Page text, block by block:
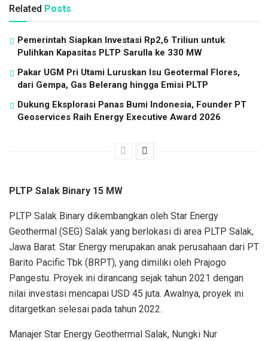
Related Posts
Pemerintah Siapkan Investasi Rp2,6 Triliun untuk
Pulihkan Kapasitas PLTP Sarulla ke 330 MW
Pakar UGM Pri Utami Luruskan Isu Geotermal Flores,
dari Gempa, Gas Belerang hingga Emisi PLTP
Dukung Eksplorasi Panas Bumi Indonesia, Founder PT
Geoservices Raih Energy Executive Award 2026
PLTP Salak Binary 15 MW
PLTP Salak Binary dikembangkan oleh Star Energy
Geothermal (SEG) Salak yang berlokasi di area PLTP Salak,
Jawa Barat. Star Energy merupakan anak perusahaan dari PT
Barito Pacific Tbk (BRPT), yang dimiliki oleh Prajogo
Pangestu. Proyek ini dirancang sejak tahun 2021 dengan
nilai investasi mencapai USD 45 juta. Awalnya, proyek ini
ditargetkan selesai pada tahun 2022.
Manajer Star Energy Geothermal Salak, Nungki Nur